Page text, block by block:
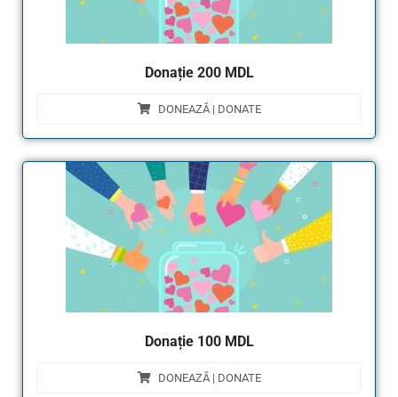
Donație 200 MDL
DONEAZĂ | DONATE
Donație 100 MDL
DONEAZĂ | DONATE